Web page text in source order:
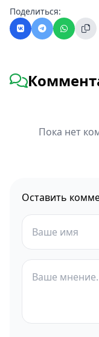
Поделиться:
Пока нет
Оставить